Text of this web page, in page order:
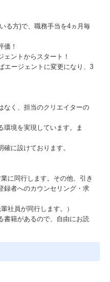
る方)で、職務手当を4ヵ月毎
価！
ェントからスタート！
エージェントに変更になり、3
なく、担当のクリエイターの
環境を実現しています。ま
に設けております。
に同行します。その他、引き
録者へのカウンセリング・求
社員が同行します。）
書籍があるので、自由にお読